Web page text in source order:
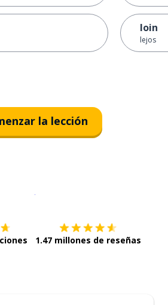
loin
lejos
la lección
1.47 millones de reseñas